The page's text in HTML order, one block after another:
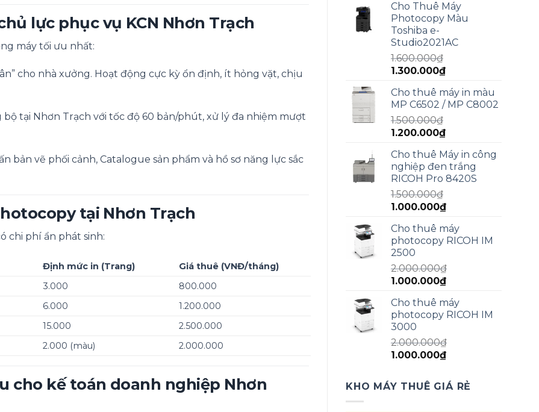
lực phục vụ KCN Nhơn Trạch
máy tối ưu nhất:
cho nhà xưởng. Hoạt động cực kỳ ổn định, ít hỏng vặt, chịu
tại Nhơn Trạch với tốc độ 60 bản/phút, xử lý đa nhiệm mượt
bản vẽ phối cảnh, Catalogue sản phẩm và hồ sơ năng lực sắc
tại Nhơn Trạch
chi phí ẩn phát sinh:
Định mức in (Trang)
Giá thuê (VNĐ/tháng)
3.000
800.000
6.000
1.200.000
15.000
2.500.000
2.000 (màu) 2.000.000
cho kế toán doanh nghiệp Nhơn
là:
1.600.000₫.
tại
là:
Cho Thuê Máy
Photocopy Màu
Toshiba e-
Studio2021AC
1.600.000₫
Giá
là:
1.600.000₫.
1.300.000₫Giá
tại
là:
Cho thuê máy in màu
MP C6502 / MP C8002
1.500.000₫
Giá
là:
1.500.000₫.
1.200.000₫Giá
tại
là:
1.200.000₫.
Cho thuê Máy in công
nghiệp đen trắng
RICOH Pro 8420S
1.500.000₫
Giá
là:
1.500.000₫.
1.000.000₫Giá
tại
là:
Cho thuê máy
photocopy RICOH IM
2500
2.000.000₫
Giá
là:
2.000.000₫.
1.000.000₫Giá
tại
là:
Cho thuê máy
photocopy RICOH IM
3000
2.000.000₫
Giá
là:
2.000.000₫.
1.000.000₫Giá
tại
là:
KHO MÁY THUÊ GIÁ RẺ